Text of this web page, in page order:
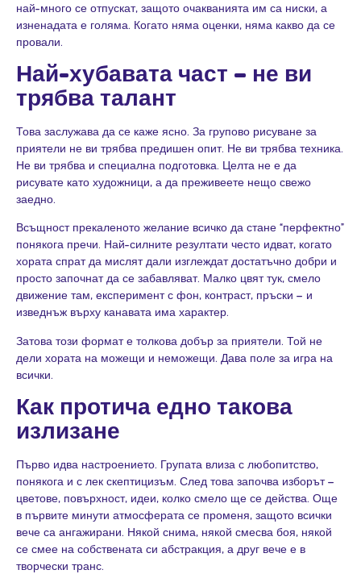
най-много се отпускат, защото очакванията им са ниски, а
изненадата е голяма. Когато няма оценки, няма какво да се
провали.
Най-хубавата част – не ви
трябва талант
Това заслужава да се каже ясно. За групово рисуване за
приятели не ви трябва предишен опит. Не ви трябва техника.
Не ви трябва и специална подготовка. Целта не е да
рисувате като художници, а да преживеете нещо свежо
заедно.
Всъщност прекаленото желание всичко да стане “перфектно”
понякога пречи. Най-силните резултати често идват, когато
хората спрат да мислят дали изглеждат достатъчно добри и
просто започнат да се забавляват. Малко цвят тук, смело
движение там, експеримент с фон, контраст, пръски – и
изведнъж върху канавата има характер.
Затова този формат е толкова добър за приятели. Той не
дели хората на можещи и неможещи. Дава поле за игра на
всички.
Как протича едно такова
излизане
Първо идва настроението. Групата влиза с любопитство,
понякога и с лек скептицизъм. След това започва изборът –
цветове, повърхност, идеи, колко смело ще се действа. Още
в първите минути атмосферата се променя, защото всички
вече са ангажирани. Някой снима, някой смесва боя, някой
се смее на собствената си абстракция, а друг вече е в
творчески транс.